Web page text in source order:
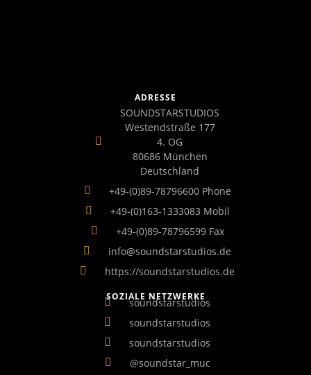
SOZIALE NETZWERKE
soundstarstudios
soundstarstudios
soundstarstudios
@soundstar_muc
ADRESSE
SOUNDSTARSTUDIOS
Westendstraße 177
4. OG
80686 München
Deutschland
+49-(0)89-78796600 Phone
+49-(0)163-1333083 Mobil
+49-(0)89-78796599 Fax
info@soundstarstudios.de
https://soundstarstudios.de